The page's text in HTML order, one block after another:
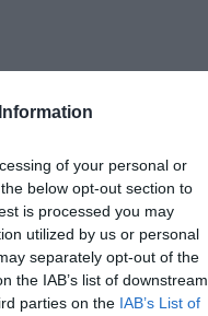
of your personal or
below opt-out section to
is processed you may
utilized by us or personal
separately opt-out of the
the IAB’s list of downstream
parties on the IAB’s List of